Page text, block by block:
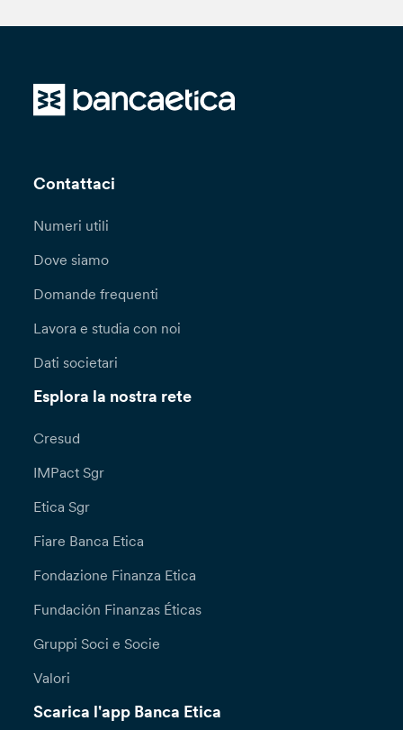
Contattaci
Numeri utili
Dove siamo
Domande frequenti
Lavora e studia con noi
Dati societari
Esplora la nostra rete
Cresud
IMPact Sgr
Etica Sgr
Fiare Banca Etica
Fondazione Finanza Etica
Fundación Finanzas Éticas
Gruppi Soci e Socie
Valori
Scarica l'app Banca Etica